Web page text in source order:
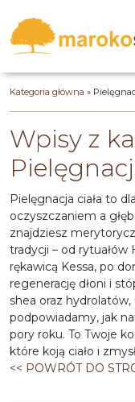
Kategoria główna »
Wpisy z
Pielęgnacja ciała to
oczyszczaniem a
znajdziesz
tradycji – od
rękawicą Kessa, po
regenerację dłoni i
shea oraz
podpowiadamy, jak
pory roku. To Twoje
które koją ciało i
<< POWRÓT DO